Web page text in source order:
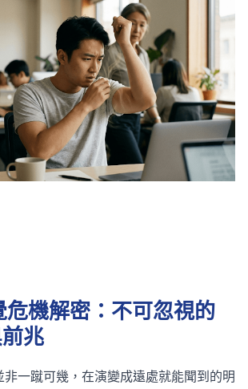
危機解密：不可忽視的
兆
一蹴可幾，在演變成遠處就能聞到的明